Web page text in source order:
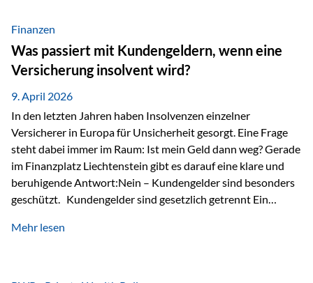
Fokus stehen Unternehmen, deren Börsenkurs unter ihrem
inneren Wert liegt. Neben klassischen
Bewertungskennzahlen werden auch qualitative Faktoren
wie Geschäftsmodell, Wettbewerbsvorteile und
Managementqualität…
Finanzen
Was passiert mit Kundengeldern, wenn eine
Versicherung insolvent wird?
9. April 2026
In den letzten Jahren haben Insolvenzen einzelner
Versicherer in Europa für Unsicherheit gesorgt. Eine Frage
steht dabei immer im Raum: Ist mein Geld dann weg? Gerade
im Finanzplatz Liechtenstein gibt es darauf eine klare und
beruhigende Antwort:Nein – Kundengelder sind besonders
geschützt. Kundengelder sind gesetzlich getrennt Ein
sogenannte Sondermasse. Das bedeutet:Die
Mehr lesen